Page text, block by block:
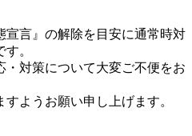
宣言』の解除を目安に通常時対
。
・対策について大変ご不便をお
ようお願い申し上げます。